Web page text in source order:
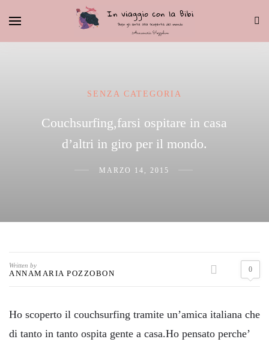
SENZA CATEGORIA
Couchsurfing,farsi ospitare in casa
d’altri in giro per il mondo.
MARZO 14, 2015
Written by
ANNAMARIA POZZOBON 0
Ho scoperto il couchsurfing tramite un’amica italiana che
di tanto in tanto ospita gente a casa.Ho pensato perche’